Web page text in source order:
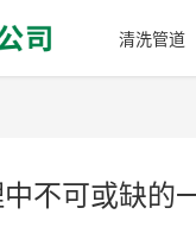
清洗管道
不可或缺的